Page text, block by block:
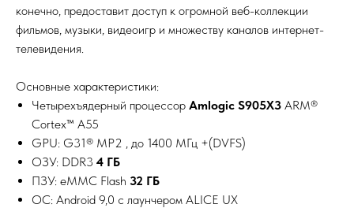
конечно, предоставит доступ к огромной веб-коллекции
фильмов, музыки, видеоигр и множеству каналов интернет-
телевидения.
Основные характеристики:
Четырехъядерный процессор Amlogic S905X3 ARM®
Cortex™ A55
GPU: G31® MP2 , до 1400 МГц +(DVFS)
ОЗУ: DDR3 4 ГБ
ПЗУ: eMMC Flash 32 ГБ
ОС: Android 9,0 с лаунчером ALICE UX